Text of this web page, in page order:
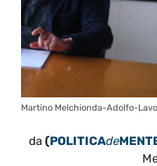
Martino Melchionda-Adolfo-
da (POLITICAde